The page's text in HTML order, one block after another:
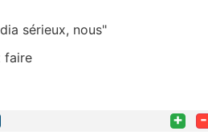
sérieux, nous"
faire
+ -